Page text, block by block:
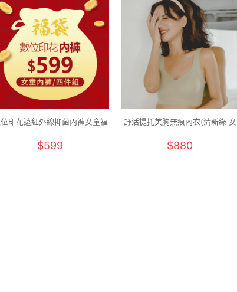
印花遠紅外線抑菌內褲女童福
$599
舒活提托美胸無痕內衣(清新綠 女
$880